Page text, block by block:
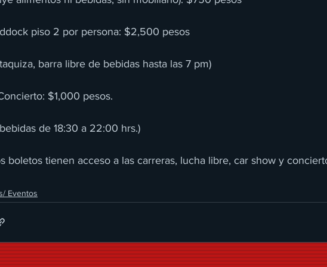
piso 2 por persona: $2,500 pesos
barra libre de bebidas hasta las 7 pm)
$1,000 pesos.
de 18:30 a 22:00 hrs.)
boletos tienen acceso a las carreras, lucha libre, car show y
Eventos